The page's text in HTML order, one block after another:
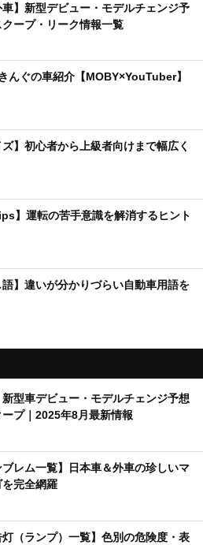
車】新型デビュー・モデルチェンジ予
ープ・リーク情報一覧
んぐの車紹介【MOBY×YouTuber】
ズ】初心者から上級者向けまで幅広く
】運転の苦手意識を解消するヒント
語】違いが分かりづらい自動車用語を
新型車デビュー・モデルチェンジ予想
ープ｜2025年8月最新情報
ブレム一覧】日本車＆外車の珍しいマ
完全網羅
灯（ランプ）一覧】色別の危険度・表